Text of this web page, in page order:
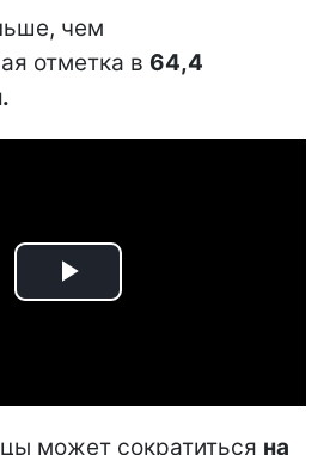
чем
отметка в 64,4
Play
может сократиться на